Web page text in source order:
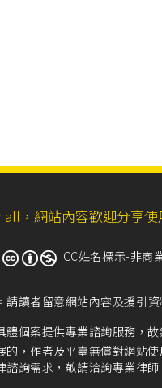
，網站內容歡迎分享使
CC姓名標示-非商
讀者留意網站內容及援引
個案提供專業諮詢服務，故
，作者及平臺無償對網站
詢需求，敬請洽詢專業律師